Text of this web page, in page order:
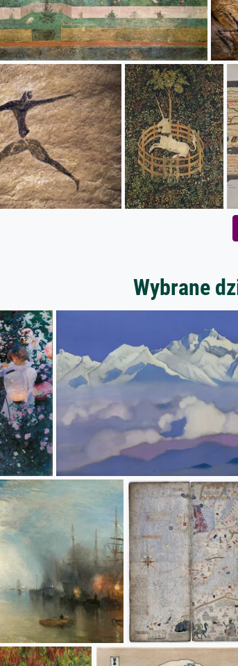
Wybrane